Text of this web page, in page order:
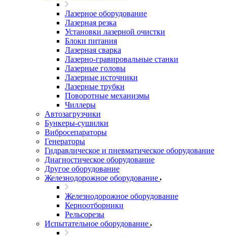
Лазерное оборудование
Лазерная резка
Установки лазерной очистки
Блоки питания
Лазерная сварка
Лазерно-гравировальные станки
Лазерные головы
Лазерные источники
Лазерные трубки
Поворотные механизмы
Чиллеры
Автозагрузчики
Бункеры-сушилки
Вибросепараторы
Генераторы
Гидравлическое и пневматическое оборудование
Диагностическое оборудование
Другое оборудование
Железнодорожное оборудование
Железнодорожное оборудование
Керноотборники
Рельсорезы
Испытательное оборудование